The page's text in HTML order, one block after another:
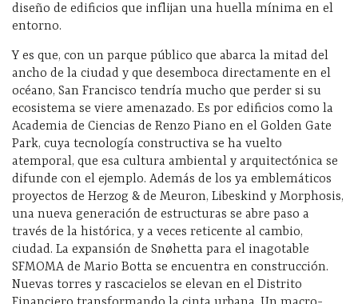
diseño de edificios que inflijan una huella mínima en el
entorno.
Y es que, con un parque público que abarca la mitad del
ancho de la ciudad y que desemboca directamente en el
océano, San Francisco tendría mucho que perder si su
ecosistema se viere amenazado. Es por edificios como la
Academia de Ciencias de Renzo Piano en el Golden Gate
Park, cuya tecnología constructiva se ha vuelto
atemporal, que esa cultura ambiental y arquitectónica se
difunde con el ejemplo. Además de los ya emblemáticos
proyectos de Herzog & de Meuron, Libeskind y Morphosis,
una nueva generación de estructuras se abre paso a
través de la histórica, y a veces reticente al cambio,
ciudad. La expansión de Snøhetta para el inagotable
SFMOMA de Mario Botta se encuentra en construcción.
Nuevas torres y rascacielos se elevan en el Distrito